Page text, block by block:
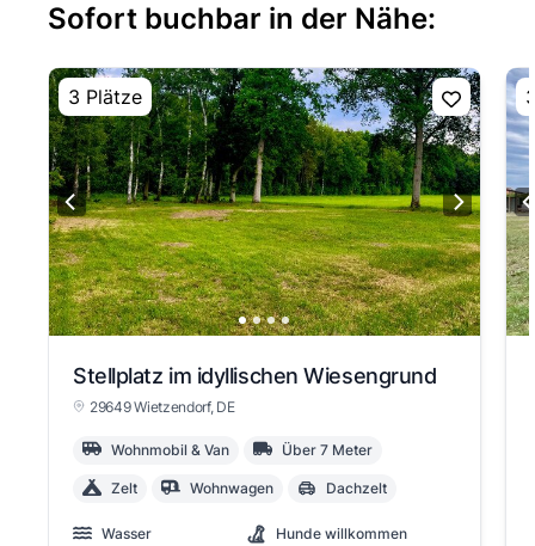
Sofort buchbar in der Nähe:
3 Plätze
Stellplatz im idyllischen Wiesengrund
29649 Wietzendorf, DE
Wohnmobil & Van Über 7 Meter
Zelt Wohnwagen Dachzelt
Wasser Hunde willkommen